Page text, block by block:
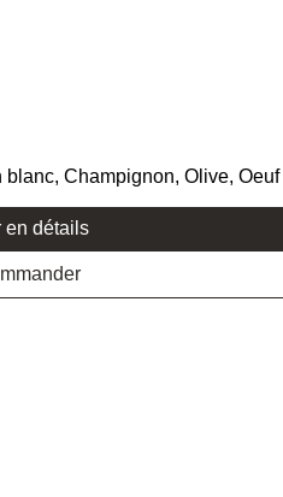
Champignon, Olive, Oeuf
en détails